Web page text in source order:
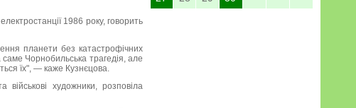
1986 року, говорить
планети без катастрофічних
Чорнобильська трагедія, але
їх", — каже Кузнєцова.
художники, розповіла